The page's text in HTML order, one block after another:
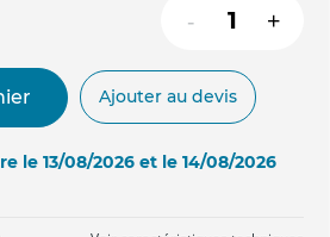
- +
Ajouter au devis
le 13/08/2026 et le 14/08/2026